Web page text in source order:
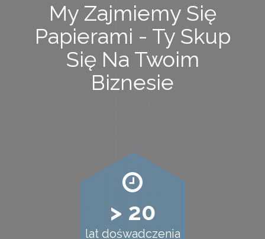
My Zajmiemy Się
Papierami - Ty Skup
Się Na Twoim
Biznesie
> 20
lat dośwadczenia